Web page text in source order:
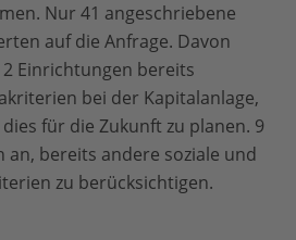
Nur 41 angeschriebene
auf die Anfrage. Davon
Einrichtungen bereits
bei der Kapitalanlage,
für die Zukunft zu planen. 9
an, bereits andere soziale und
zu berücksichtigen.